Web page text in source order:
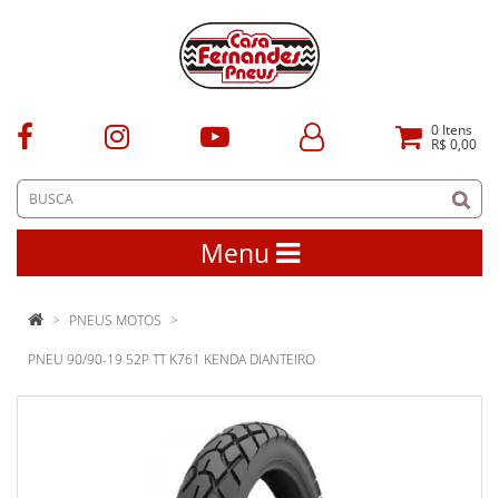
0 Itens
R$ 0,00
Menu
PNEUS MOTOS
PNEU 90/90-19 52P TT K761 KENDA DIANTEIRO